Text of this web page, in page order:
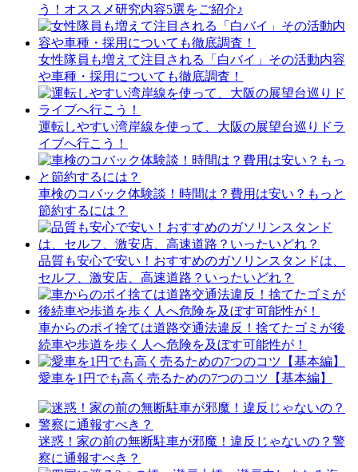
う！オススメ研究内容5選をご紹介♪
女性隊員も増えて注目される「白バイ」その活動内容
や車種・採用についても徹底調査！
運転しやすい湾岸線を使って、大阪の展望台巡りドラ
イブへ行こう！
車検のコバック体験談！時間は？費用は安い？もっと
節約するには？
品質も安心で安い！おすすめのガソリンスタンドは、
セルフ、激安店、高速道路？いったいどれ？
車からのポイ捨ては道路交通法違反！捨てたゴミが後
続車や歩道を歩く人へ危険を及ぼす可能性が！
愛車を1円でも高く売るための7つのコツ【基本編】
迷惑！家の前の無断駐車が邪魔！違反じゃないの？警
察に通報すべき？